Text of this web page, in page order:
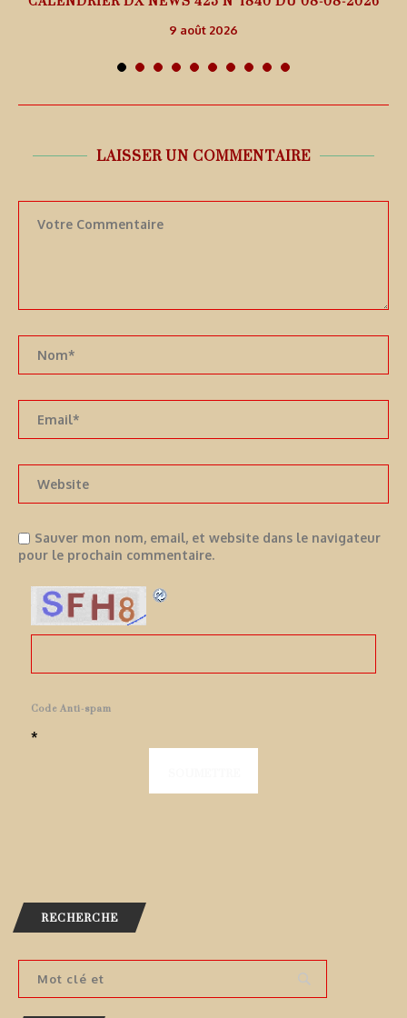
9 août 2026
LAISSER UN COMMENTAIRE
Sauver mon nom, email, et website dans le navigateur
pour le prochain commentaire.
Code Anti-spam
*
RECHERCHE